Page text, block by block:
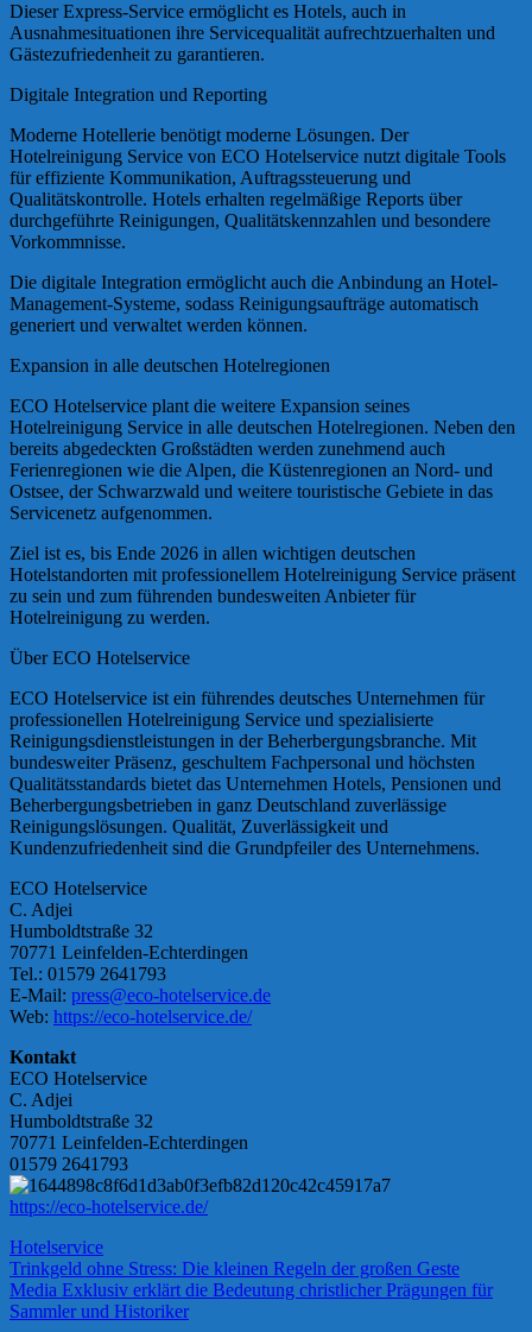
Dieser Express-Service ermöglicht es Hotels, auch in
Ausnahmesituationen ihre Servicequalität aufrechtzuerhalten und
Gästezufriedenheit zu garantieren.
Digitale Integration und Reporting
Moderne Hotellerie benötigt moderne Lösungen. Der
Hotelreinigung Service von ECO Hotelservice nutzt digitale Tools
für effiziente Kommunikation, Auftragssteuerung und
Qualitätskontrolle. Hotels erhalten regelmäßige Reports über
durchgeführte Reinigungen, Qualitätskennzahlen und besondere
Vorkommnisse.
Die digitale Integration ermöglicht auch die Anbindung an Hotel-
Management-Systeme, sodass Reinigungsaufträge automatisch
generiert und verwaltet werden können.
Expansion in alle deutschen Hotelregionen
ECO Hotelservice plant die weitere Expansion seines
Hotelreinigung Service in alle deutschen Hotelregionen. Neben den
bereits abgedeckten Großstädten werden zunehmend auch
Ferienregionen wie die Alpen, die Küstenregionen an Nord- und
Ostsee, der Schwarzwald und weitere touristische Gebiete in das
Servicenetz aufgenommen.
Ziel ist es, bis Ende 2026 in allen wichtigen deutschen
Hotelstandorten mit professionellem Hotelreinigung Service präsent
zu sein und zum führenden bundesweiten Anbieter für
Hotelreinigung zu werden.
Über ECO Hotelservice
ECO Hotelservice ist ein führendes deutsches Unternehmen für
professionellen Hotelreinigung Service und spezialisierte
Reinigungsdienstleistungen in der Beherbergungsbranche. Mit
bundesweiter Präsenz, geschultem Fachpersonal und höchsten
Qualitätsstandards bietet das Unternehmen Hotels, Pensionen und
Beherbergungsbetrieben in ganz Deutschland zuverlässige
Reinigungslösungen. Qualität, Zuverlässigkeit und
Kundenzufriedenheit sind die Grundpfeiler des Unternehmens.
ECO Hotelservice
C. Adjei
Humboldtstraße 32
70771 Leinfelden-Echterdingen
Tel.: 01579 2641793
E-Mail: press@eco-hotelservice.de
Web: https://eco-hotelservice.de/
Kontakt
ECO Hotelservice
C. Adjei
Humboldtstraße 32
70771 Leinfelden-Echterdingen
01579 2641793
https://eco-hotelservice.de/
Hotelservice
Beitragsnavigation
Vorheriger
Beitrag:
Trinkgeld ohne Stress: Die kleinen Regeln der großen Geste
Nächster
Beitrag:
Media Exklusiv erklärt die Bedeutung christlicher Prägungen für
Sammler und Historiker